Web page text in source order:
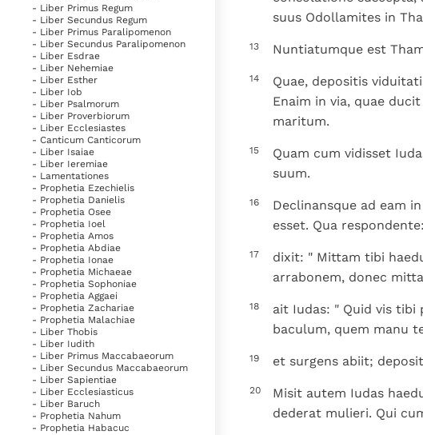
- Liber Primus Regum
- Liber Secundus Regum
- Liber Primus Paralipomenon
- Liber Secundus Paralipomenon
- Liber Esdrae
- Liber Nehemiae
- Liber Esther
- Liber Iob
- Liber Psalmorum
- Liber Proverbiorum
- Liber Ecclesiastes
- Canticum Canticorum
- Liber Isaiae
- Liber Ieremiae
- Lamentationes
- Prophetia Ezechielis
- Prophetia Danielis
- Prophetia Osee
- Prophetia Ioel
- Prophetia Amos
- Prophetia Abdiae
- Prophetia Ionae
- Prophetia Michaeae
- Prophetia Sophoniae
- Prophetia Aggaei
- Prophetia Zachariae
- Prophetia Malachiae
- Liber Thobis
- Liber Iudith
- Liber Primus Maccabaeorum
- Liber Secundus Maccabaeorum
- Liber Sapientiae
- Liber Ecclesiasticus
- Liber Baruch
- Prophetia Nahum
- Prophetia Habacuc
suus Odollamites in
13 Nuntiatumque est
14
Quae, depositis
Enaim in via, quae
maritum.
15
Quam cum vidisset
suum.
16
Declinansque ad eam
esset. Qua
17
dixit: " Mittam tibi
arrabonem, donec
18
ait Iudas: " Quid vis
baculum, quem manu
19 et surgens abiit;
20
Misit autem Iudas
dederat mulieri. Qui